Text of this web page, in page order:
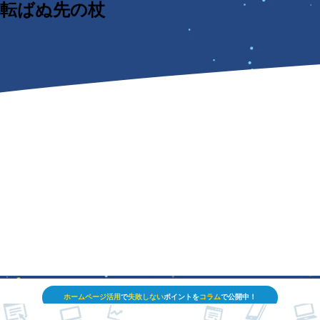
転ばぬ先の杖
ホームページ活用で失敗しないポイントをコラムで公開中！